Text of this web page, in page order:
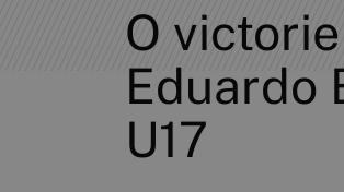
O
Eduardo
U17